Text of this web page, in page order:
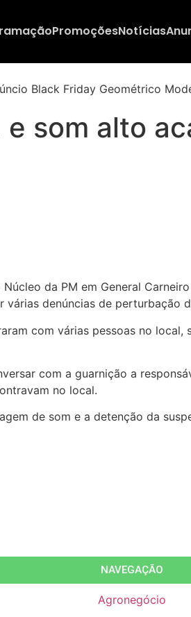
PromoçõesNotícias
som alto
da PM em General
denúncias de perturbação
com várias pessoas no
com a guarnição a
no local.
de som e a detenção da
NAVEGAÇÃO
Agronegócio